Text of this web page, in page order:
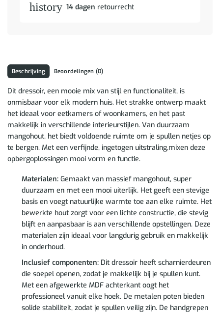
history 14 dagen retourrecht
Beschrijving Beoordelingen (0)
Dit dressoir, een mooie mix van stijl en functionaliteit, is
onmisbaar voor elk modern huis. Het strakke ontwerp maakt
het ideaal voor eetkamers of woonkamers, en het past
makkelijk in verschillende interieurstijlen. Van duurzaam
mangohout, het biedt voldoende ruimte om je spullen netjes op
te bergen. Met een verfijnde, ingetogen uitstraling,mixen deze
opbergoplossingen mooi vorm en functie.
Materialen:Gemaakt van massief mangohout, super
duurzaam en met een mooi uiterlijk. Het geeft een stevige
basis en voegt natuurlijke warmte toe aan elke ruimte. Het
bewerkte hout zorgt voor een lichte constructie, die stevig
blijft en aanpasbaar is aan verschillende opstellingen. Deze
materialen zijn ideaal voor langdurig gebruik en makkelijk
in onderhoud.
Inclusief componenten:Dit dressoir heeft scharnierdeuren
die soepel openen, zodat je makkelijk bij je spullen kunt.
Met een afgewerkte MDF achterkant oogt het
professioneel vanuit elke hoek. De metalen poten bieden
solide stabiliteit, zodat je spullen veilig zijn. De handgrepen